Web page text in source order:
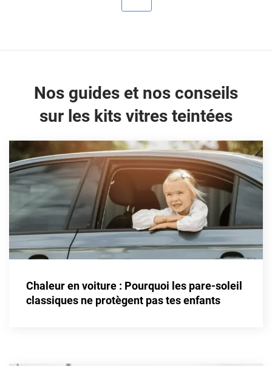
Skoda
Tesla
Toyota
Volkswagen
Alfa Romeo
Aston Martin
Nos guides et nos conseils
sur les kits vitres teintées
Chaleur en voiture : Pourquoi les pare-soleil
classiques ne protègent pas tes enfants